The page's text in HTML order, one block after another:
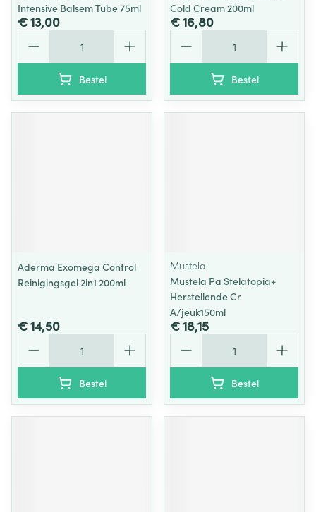
Intensive Balsem Tube 75ml
€ 13,00
Bestel
Cold Cream 200ml
€ 16,80
Bestel
Aderma Exomega Control
Reinigingsgel 2in1 200ml
€ 14,50
Bestel
Mustela
Mustela Pa Stelatopia+
Herstellende Cr
A/jeuk150ml
€ 18,15
Bestel